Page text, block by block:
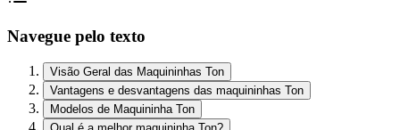
Navegue pelo texto
Visão Geral das Maquininhas Ton
Vantagens e desvantagens das maquininhas Ton
Modelos de Maquininha Ton